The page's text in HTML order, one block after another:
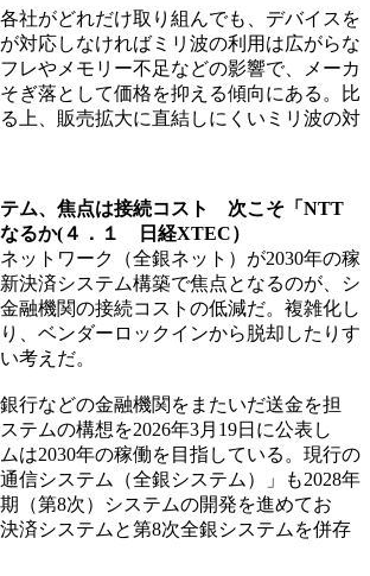
社がどれだけ取り組んでも、デバイスを
対応しなければミリ波の利用は広がらな
レやメモリー不足などの影響で、メーカ
ぎ落として価格を抑える傾向にある。比
上、販売拡大に直結しにくいミリ波の対
テム、焦点は接続コスト 次こそ「NTT
るか(４．１ 日経XTEC）
ットワーク（全銀ネット）が2030年の稼
決済システム構築で焦点となるのが、シ
融機関の接続コストの低減だ。複雑化し
、ベンダーロックインから脱却したりす
考えだ。
行などの金融機関をまたいだ送金を担
テムの構想を2026年3月19日に公表し
は2030年の稼働を目指している。現行の
信システム（全銀システム）」も2028年
（第8次）システムの開発を進めてお
済システムと第8次全銀システムを併存